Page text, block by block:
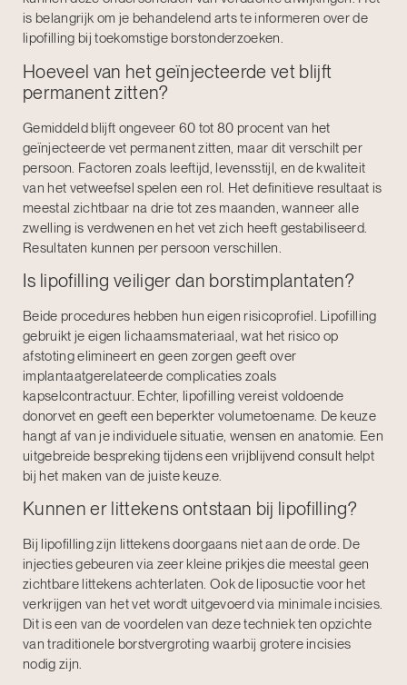
is belangrijk om je behandelend arts te informeren over de
lipofilling bij toekomstige borstonderzoeken.
Hoeveel van het geïnjecteerde vet blijft
permanent zitten?
Gemiddeld blijft ongeveer 60 tot 80 procent van het
geïnjecteerde vet permanent zitten, maar dit verschilt per
persoon. Factoren zoals leeftijd, levensstijl, en de kwaliteit
van het vetweefsel spelen een rol. Het definitieve resultaat is
meestal zichtbaar na drie tot zes maanden, wanneer alle
zwelling is verdwenen en het vet zich heeft gestabiliseerd.
Resultaten kunnen per persoon verschillen.
Is lipofilling veiliger dan borstimplantaten?
Beide procedures hebben hun eigen risicoprofiel. Lipofilling
gebruikt je eigen lichaamsmateriaal, wat het risico op
afstoting elimineert en geen zorgen geeft over
implantaatgerelateerde complicaties zoals
kapselcontractuur. Echter, lipofilling vereist voldoende
donorvet en geeft een beperkter volumetoename. De keuze
hangt af van je individuele situatie, wensen en anatomie. Een
uitgebreide bespreking tijdens een vrijblijvend consult helpt
bij het maken van de juiste keuze.
Kunnen er littekens ontstaan bij lipofilling?
Bij lipofilling zijn littekens doorgaans niet aan de orde. De
injecties gebeuren via zeer kleine prikjes die meestal geen
zichtbare littekens achterlaten. Ook de liposuctie voor het
verkrijgen van het vet wordt uitgevoerd via minimale incisies.
Dit is een van de voordelen van deze techniek ten opzichte
van traditionele borstvergroting waarbij grotere incisies
nodig zijn.